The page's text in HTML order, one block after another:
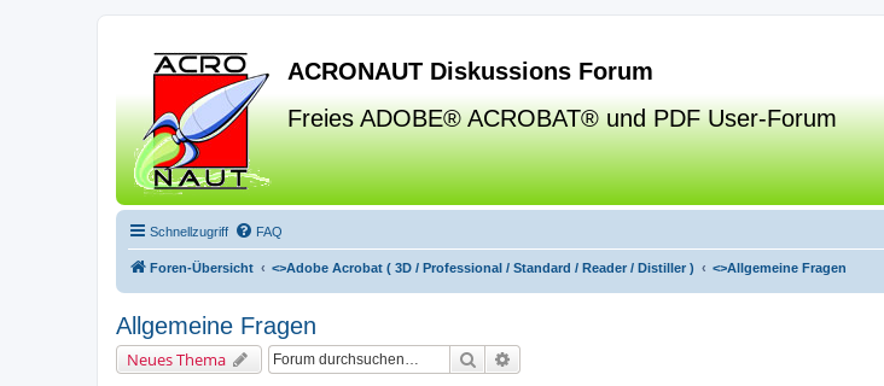
ACRONAUT Diskussions Forum
Freies ADOBE® ACROBAT® und PDF User-Forum
Schnellzugriff FAQ
Foren-Übersicht <>Adobe Acrobat ( 3D / Professional / Standard / Reader / Distiller ) <>Allgemeine Fragen
Allgemeine Fragen
Neues Thema Suche